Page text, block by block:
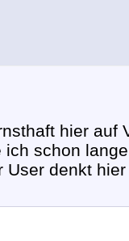
hier auf
schon
User denkt